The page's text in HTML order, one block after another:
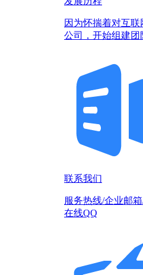
因为怀揣着对互
公司，开始组建团
联系我们
服务热线/企业邮
在线QQ